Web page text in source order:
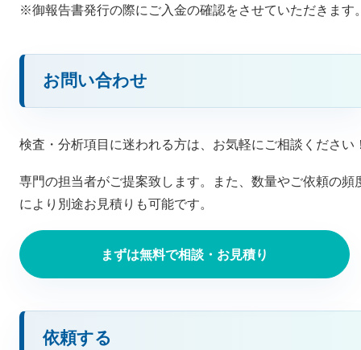
※御報告書発行の際にご入金の確認をさせていただきます
お問い合わせ
検査・分析項目に迷われる方は、お気軽にご相談ください
専門の担当者がご提案致します。また、数量やご依頼の頻
により別途お見積りも可能です。
まずは無料で相談・お見積り
依頼する